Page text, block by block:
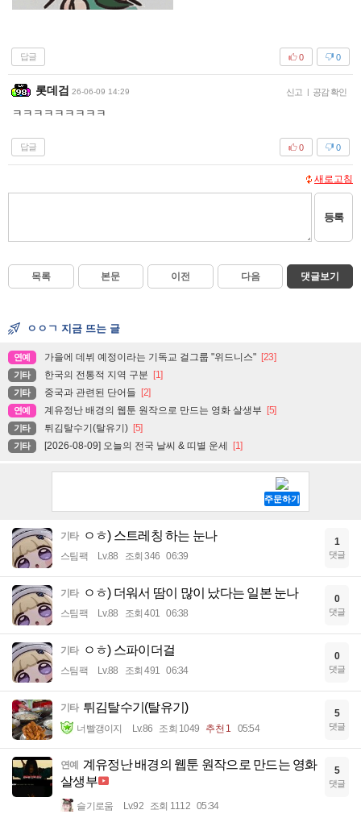
답글 0
0
롯데검 26-06-09 14:29 신고 공감 확인
ㅋㅋㅋㅋㅋㅋㅋㅋㅋ
답글 0
0
새로고침
등록
목록 본문 이전 다음 댓글보기
ㅇㅇㄱ 지금 뜨는 글
연예 가을에 데뷔 예정이라는 기독교 걸그룹 "위드니스" [23]
기타 한국의 전통적 지역 구분 [1]
기타 중국과 관련된 단어들 [2]
연예 계유정난 배경의 웹툰 원작으로 만드는 영화 살생부 [5]
기타 튀김탈수기(탈유기) [5]
기타 [2026-08-09] 오늘의 전국 날씨 & 띠별 운세 [1]
기타 ㅇㅎ) 스트레칭 하는 눈나
스팀팩 Lv.88 조회 346 06:39
1
댓글
기타 ㅇㅎ) 더워서 땀이 많이 났다는 일본 눈나
스팀팩 Lv.88 조회 401 06:38
0
댓글
기타 ㅇㅎ) 스파이더걸
스팀팩 Lv.88 조회 491 06:34
0
댓글
기타 튀김탈수기(탈유기)
너빨갱이지 Lv.86 조회 1049 추천 1 05:54
5
댓글
연예
계유정난 배경의 웹툰 원작으로 만드는 영화
살생부
슬기로움 Lv.92 조회 1112 05:34
5
댓글